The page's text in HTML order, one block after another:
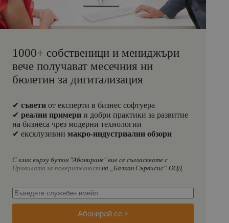
1000+ собственици и мениджъри
вече получават месечния ни
бюлетин за дигитализация
✔ съвети от експерти в бизнес софтуера
✔ реални примери и добри практики за развитие
на бизнеса чрез модерни технологии
✔ ексклузивни макро-индустриални обзори
С клик върху бутон "Абониране" вие се съгласявате с
Правилата за поверителност на „Балкан Сървисис“ ООД.
Абонирай се >